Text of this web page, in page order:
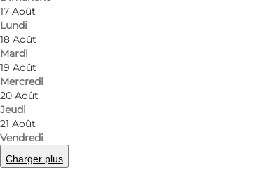
17 Août
Lundi
18 Août
Mardi
19 Août
Mercredi
20 Août
Jeudi
21 Août
Vendredi
Charger plus
Description of 100 popular fishing
Moreover, the guide includes a number of
Tight Lines!